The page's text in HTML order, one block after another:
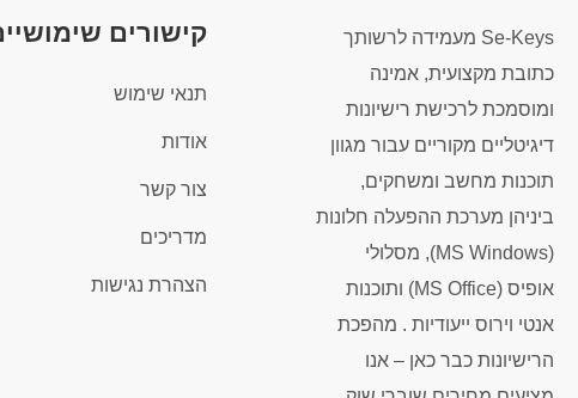
Se-Keys מעמידה לרשותך
כתובת מקצועית, אמינה
ומוסמכת לרכישת רישיונות
דיגיטליים מקוריים עבור מגוון
תוכנות מחשב ומשחקים,
ביניהן מערכת ההפעלה חלונות
(MS Windows), מסלולי
אופיס (MS Office) ותוכנות
אנטי וירוס ייעודיות . מהפכת
הרישיונות כבר כאן – אנו
קישורים
תנאי שימוש
אודות
צור קשר
מדריכים
הצהרת נגישות